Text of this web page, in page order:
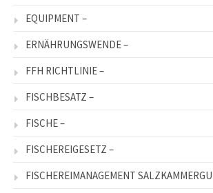
EQUIPMENT –
ERNÄHRUNGSWENDE –
FFH RICHTLINIE –
FISCHBESATZ –
FISCHE –
FISCHEREIGESETZ –
FISCHEREIMANAGEMENT